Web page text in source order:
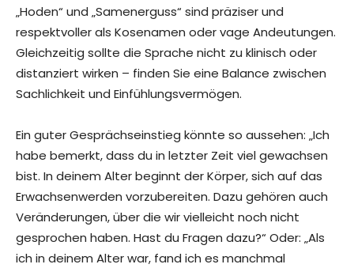
„Hoden“ und „Samenerguss“ sind präziser und
respektvoller als Kosenamen oder vage Andeutungen.
Gleichzeitig sollte die Sprache nicht zu klinisch oder
distanziert wirken – finden Sie eine Balance zwischen
Sachlichkeit und Einfühlungsvermögen.
Ein guter Gesprächseinstieg könnte so aussehen: „Ich
habe bemerkt, dass du in letzter Zeit viel gewachsen
bist. In deinem Alter beginnt der Körper, sich auf das
Erwachsenwerden vorzubereiten. Dazu gehören auch
Veränderungen, über die wir vielleicht noch nicht
gesprochen haben. Hast du Fragen dazu?“ Oder: „Als
ich in deinem Alter war, fand ich es manchmal